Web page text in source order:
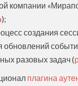
компании
);
создания
обновлений
разовых задач (
плагина